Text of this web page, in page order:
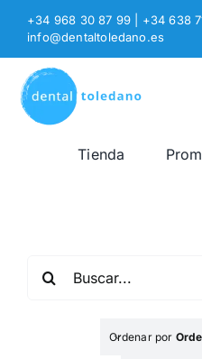
Saltar
contenido
+34 968 30 87 99 | +34 638
info@dentaltoledano.es
Tienda
Ordenar por